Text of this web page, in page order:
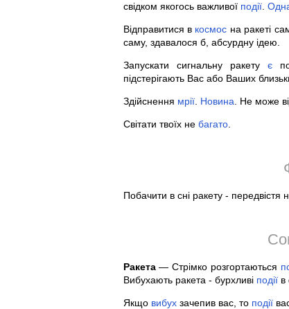
свідком якогось важливої події.
Відправитися в космос на ракеті
саму, здавалося б, абсурдну ідею.
Запускати сигнальну ракету є
підстерігають Вас або Ваших
Здійснення мрії. Новина . Не може
Світати твоїх не багато.
Побачити в сні ракету -
Ракета— Стрімко розгортаються
Вибухають ракета - бурхливі подіїв
Якщо вибухзачепив вас, то події